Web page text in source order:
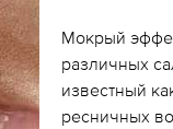
Мокрый
различных
известный
ресничных